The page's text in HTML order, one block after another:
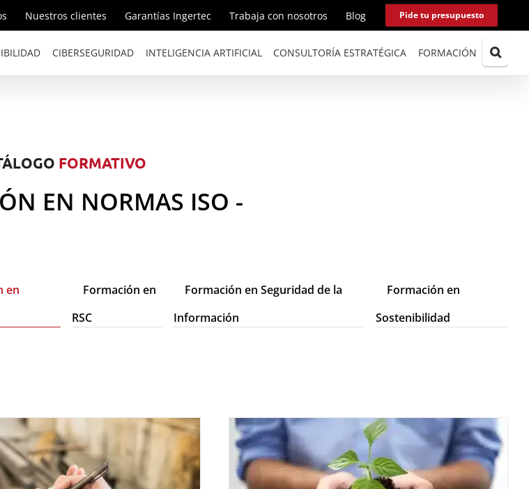
Nuestros clientes Garantías Ingertec Trabaja con nosotros Blog Pide tu presupuesto
CIBERSEGURIDAD INTELIGENCIA ARTIFICIAL CONSULTORÍA ESTRATÉGICA FORMACIÓN
FORMATIVO
EN NORMAS ISO -
en
Formación en
RSC
Formación en Seguridad de la
Información
Formación en
Sostenibilidad